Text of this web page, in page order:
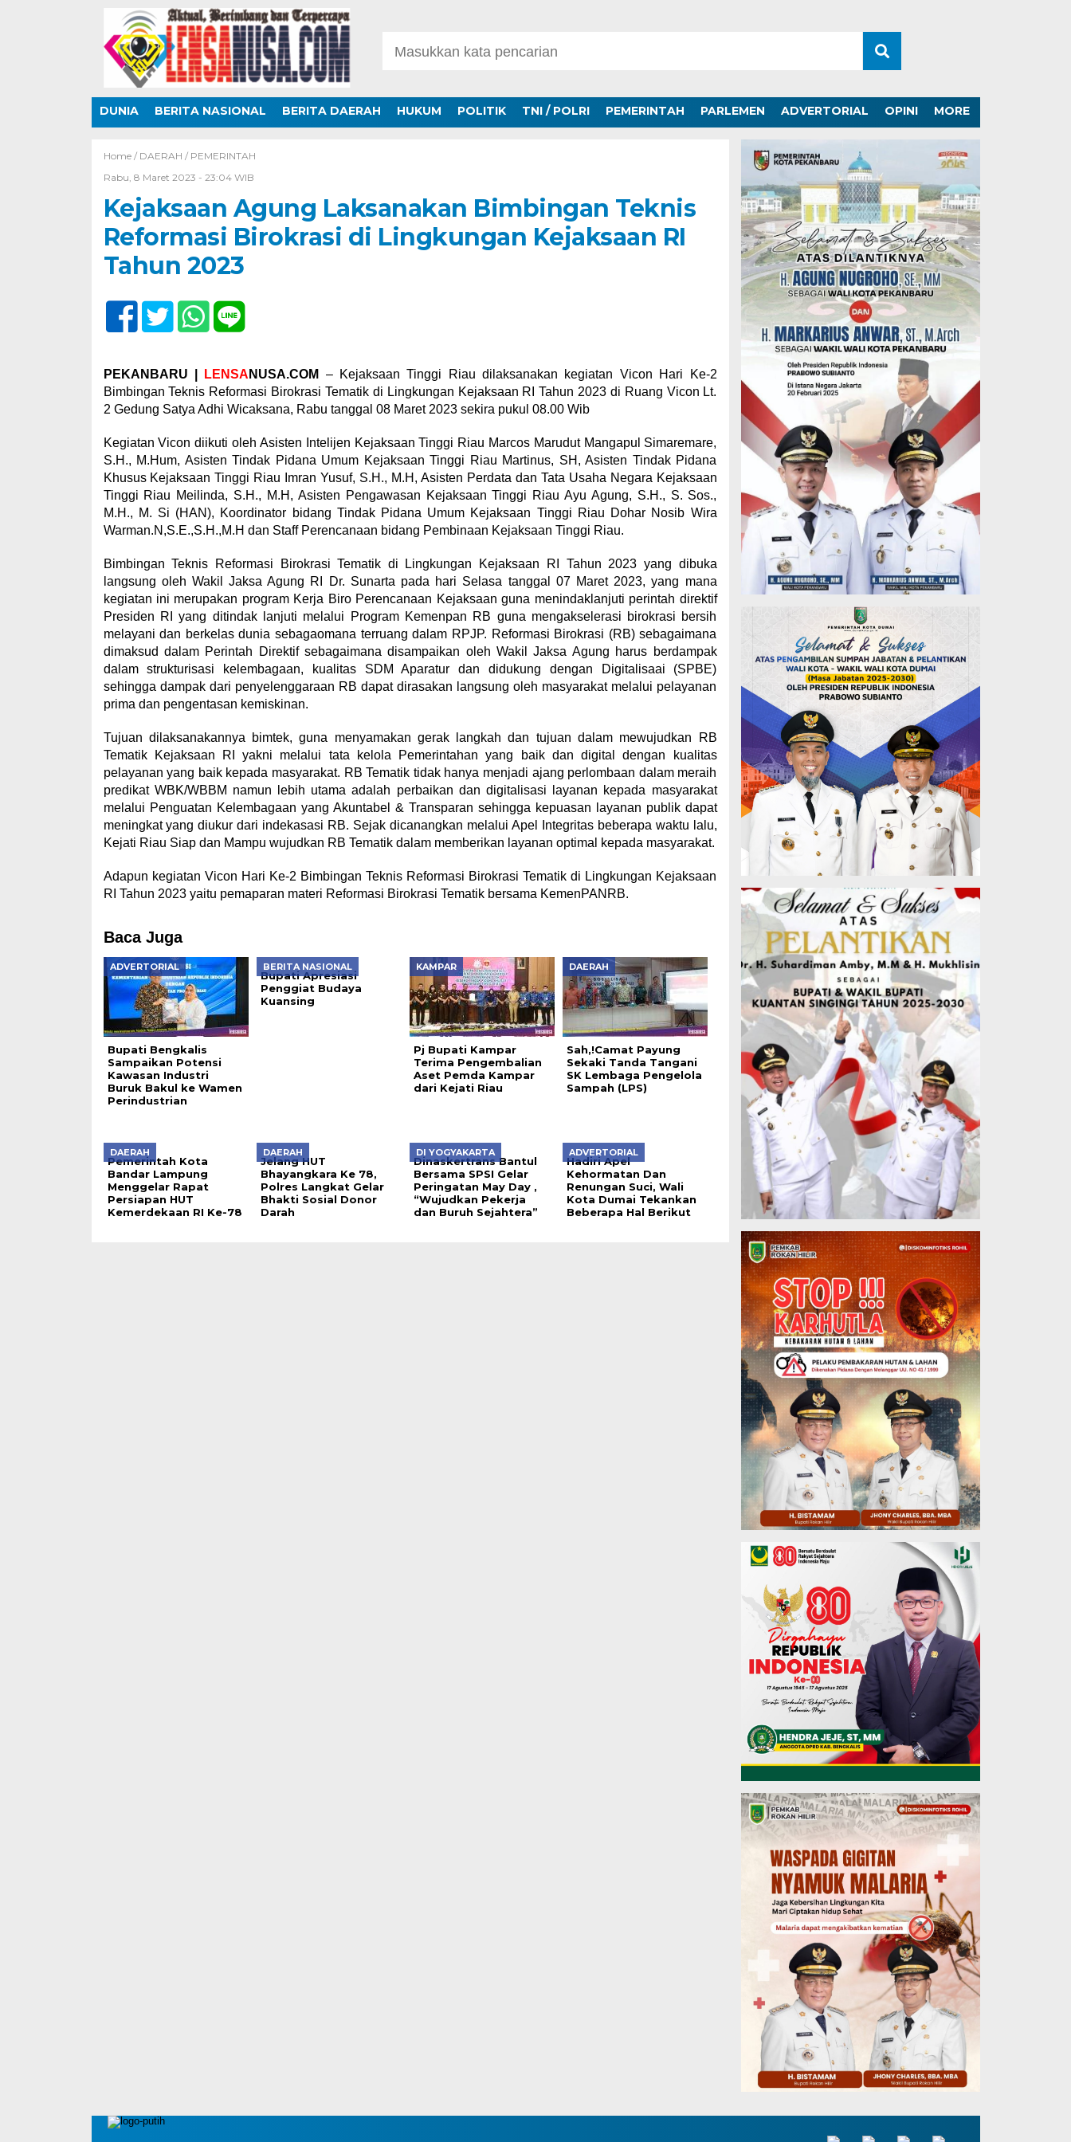
DUNIA BERITA NASIONAL BERITA DAERAH HUKUM POLITIK TNI / POLRI PEMERINTAH PARLEMEN ADVERTORIAL OPINI MORE
Home / DAERAH / PEMERINTAH
Rabu, 8 Maret 2023 - 23:04 WIB
Kejaksaan Agung Laksanakan Bimbingan Teknis
Reformasi Birokrasi di Lingkungan Kejaksaan RI
Tahun 2023
PEKANBARU | LENSA NUSA.COM
– Kejaksaan Tinggi Riau dilaksanakan kegiatan Vicon Hari Ke-2
Bimbingan Teknis Reformasi Birokrasi Tematik di Lingkungan Kejaksaan RI Tahun 2023 di Ruang Vicon Lt.
2 Gedung Satya Adhi Wicaksana, Rabu tanggal 08 Maret 2023 sekira pukul 08.00 Wib
Kegiatan Vicon diikuti oleh Asisten Intelijen Kejaksaan Tinggi Riau Marcos Marudut Mangapul Simaremare,
S.H., M.Hum, Asisten Tindak Pidana Umum Kejaksaan Tinggi Riau Martinus, SH, Asisten Tindak Pidana
Khusus Kejaksaan Tinggi Riau Imran Yusuf, S.H., M.H, Asisten Perdata dan Tata Usaha Negara Kejaksaan
Tinggi Riau Meilinda, S.H., M.H, Asisten Pengawasan Kejaksaan Tinggi Riau Ayu Agung, S.H., S. Sos.,
M.H., M. Si (HAN), Koordinator bidang Tindak Pidana Umum Kejaksaan Tinggi Riau Dohar Nosib Wira
Warman.N,S.E.,S.H.,M.H dan Staff Perencanaan bidang Pembinaan Kejaksaan Tinggi Riau.
Bimbingan Teknis Reformasi Birokrasi Tematik di Lingkungan Kejaksaan RI Tahun 2023 yang dibuka
langsung oleh Wakil Jaksa Agung RI Dr. Sunarta pada hari Selasa tanggal 07 Maret 2023, yang mana
kegiatan ini merupakan program Kerja Biro Perencanaan Kejaksaan guna menindaklanjuti perintah direktif
Presiden RI yang ditindak lanjuti melalui Program Kemenpan RB guna mengakselerasi birokrasi bersih
melayani dan berkelas dunia sebagaomana terruang dalam RPJP. Reformasi Birokrasi (RB) sebagaimana
dimaksud dalam Perintah Direktif sebagaimana disampaikan oleh Wakil Jaksa Agung harus berdampak
dalam strukturisasi kelembagaan, kualitas SDM Aparatur dan didukung dengan Digitalisaai (SPBE)
sehingga dampak dari penyelenggaraan RB dapat dirasakan langsung oleh masyarakat melalui pelayanan
prima dan pengentasan kemiskinan.
Tujuan dilaksanakannya bimtek, guna menyamakan gerak langkah dan tujuan dalam mewujudkan RB
Tematik Kejaksaan RI yakni melalui tata kelola Pemerintahan yang baik dan digital dengan kualitas
pelayanan yang baik kepada masyarakat. RB Tematik tidak hanya menjadi ajang perlombaan dalam meraih
predikat WBK/WBBM namun lebih utama adalah perbaikan dan digitalisasi layanan kepada masyarakat
melalui Penguatan Kelembagaan yang Akuntabel & Transparan sehingga kepuasan layanan publik dapat
meningkat yang diukur dari indekasasi RB. Sejak dicanangkan melalui Apel Integritas beberapa waktu lalu,
Kejati Riau Siap dan Mampu wujudkan RB Tematik dalam memberikan layanan optimal kepada masyarakat.
Adapun kegiatan Vicon Hari Ke-2 Bimbingan Teknis Reformasi Birokrasi Tematik di Lingkungan Kejaksaan
RI Tahun 2023 yaitu pemaparan materi Reformasi Birokrasi Tematik bersama KemenPANRB.
Baca Juga
ADVERTORIAL
Bupati Bengkalis
Sampaikan Potensi
Kawasan Industri
Buruk Bakul ke Wamen
Perindustrian
BERITA NASIONAL
Bupati Apresiasi
Penggiat Budaya
Kuansing
KAMPAR
Pj Bupati Kampar
Terima Pengembalian
Aset Pemda Kampar
dari Kejati Riau
DAERAH
Sah,!Camat Payung
Sekaki Tanda Tangani
SK Lembaga Pengelola
Sampah (LPS)
DAERAH
Pemerintah Kota
Bandar Lampung
Menggelar Rapat
Persiapan HUT
Kemerdekaan RI Ke-78
DAERAH
Jelang HUT
Bhayangkara Ke 78,
Polres Langkat Gelar
Bhakti Sosial Donor
Darah
DI YOGYAKARTA
Dinaskertrans Bantul
Bersama SPSI Gelar
Peringatan May Day ,
“Wujudkan Pekerja
dan Buruh Sejahtera”
ADVERTORIAL
Hadiri Apel
Kehormatan Dan
Renungan Suci, Wali
Kota Dumai Tekankan
Beberapa Hal Berikut